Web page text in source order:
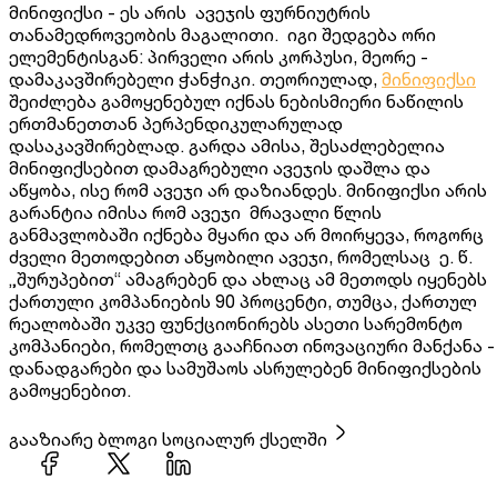
მინიფიქსი - ეს არის ავეჯის ფურნიუტრის
თანამედროვეობის მაგალითი. იგი შედგება ორი
ელემენტისგან: პირველი არის კორპუსი, მეორე -
დამაკავშირებელი ჭანჭიკი. თეორიულად, მინიფიქსი
შეიძლება გამოყენებულ იქნას ნებისმიერი ნაწილის
ერთმანეთთან პერპენდიკულარულად
დასაკავშირებლად. გარდა ამისა, შესაძლებელია
მინიფიქსებით დამაგრებული ავეჯის დაშლა და
აწყობა, ისე რომ ავეჯი არ დაზიანდეს. მინიფიქსი არის
გარანტია იმისა რომ ავეჯი მრავალი წლის
განმავლობაში იქნება მყარი და არ მოირყევა, როგორც
ძველი მეთოდებით აწყობილი ავეჯი, რომელსაც ე. წ.
„შურუპებით“ ამაგრებენ და ახლაც ამ მეთოდს იყენებს
ქართული კომპანიების 90 პროცენტი, თუმცა, ქართულ
რეალობაში უკვე ფუნქციონირებს ასეთი სარემონტო
კომპანიები, რომელთც გააჩნიათ ინოვაციური მანქანა -
დანადგარები და სამუშაოს ასრულებენ მინიფიქსების
გამოყენებით.
გააზიარე ბლოგი სოციალურ ქსელში